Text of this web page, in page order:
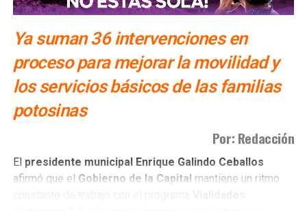
Ya suman 36 intervenciones en
proceso para mejorar la movilidad y
los servicios básicos de las familias
potosinas
Por: Redacción
El presidente municipal Enrique Galindo Ceballos
afirmó que el Gobierno de la Capital mantiene un ritmo